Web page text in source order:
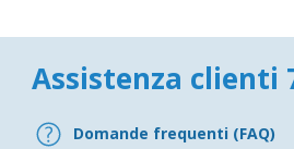
Assistenza clienti
Domande frequenti (FAQ)